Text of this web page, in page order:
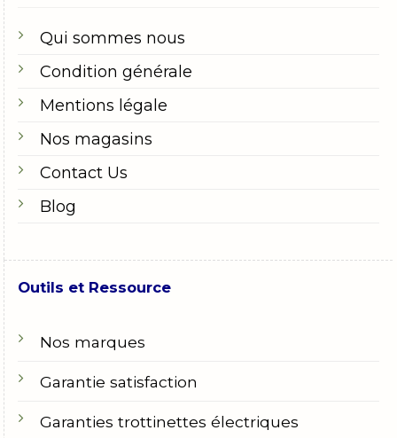
Qui sommes nous
Condition générale
Mentions légale
Nos magasins
Contact Us
Blog
Outils et Ressource
Nos marques
Garantie satisfaction
Garanties trottinettes électriques